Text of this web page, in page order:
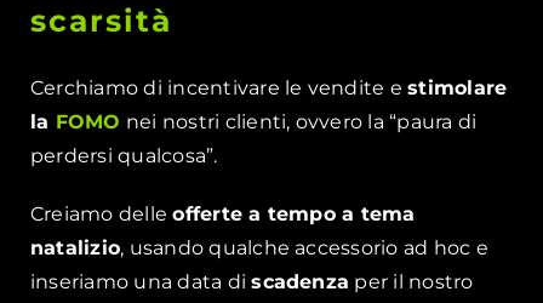
scarsità
Cerchiamo di incentivare le vendite estimolare
la FOMO nei nostri clienti, ovvero la “paura di
perdersi qualcosa”.
Creiamo delleofferte a tempo a tema
natalizio, usando qualche accessorio ad hoc e
inseriamo una data discadenza per il nostro